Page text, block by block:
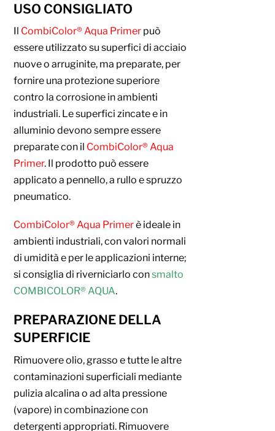
USO CONSIGLIATO
Il CombiColor® Aqua Primer può
essere utilizzato su superfici di acciaio
nuove o arruginite, ma preparate, per
fornire una protezione superiore
contro la corrosione in ambienti
industriali. Le superfici zincate e in
alluminio devono sempre essere
preparate con il CombiColor® Aqua
Primer. Il prodotto può essere
applicato a pennello, a rullo e spruzzo
pneumatico.
CombiColor® Aqua Primerè ideale in
ambienti industriali, con valori normali
di umidità e per le applicazioni interne;
si consiglia di riverniciarlo consmalto
COMBICOLOR® AQUA.
PREPARAZIONE DELLA
SUPERFICIE
Rimuovere olio, grasso e tutte le altre
contaminazioni superficiali mediante
pulizia alcalina o ad alta pressione
(vapore) in combinazione con
detergenti appropriati. Rimuovere